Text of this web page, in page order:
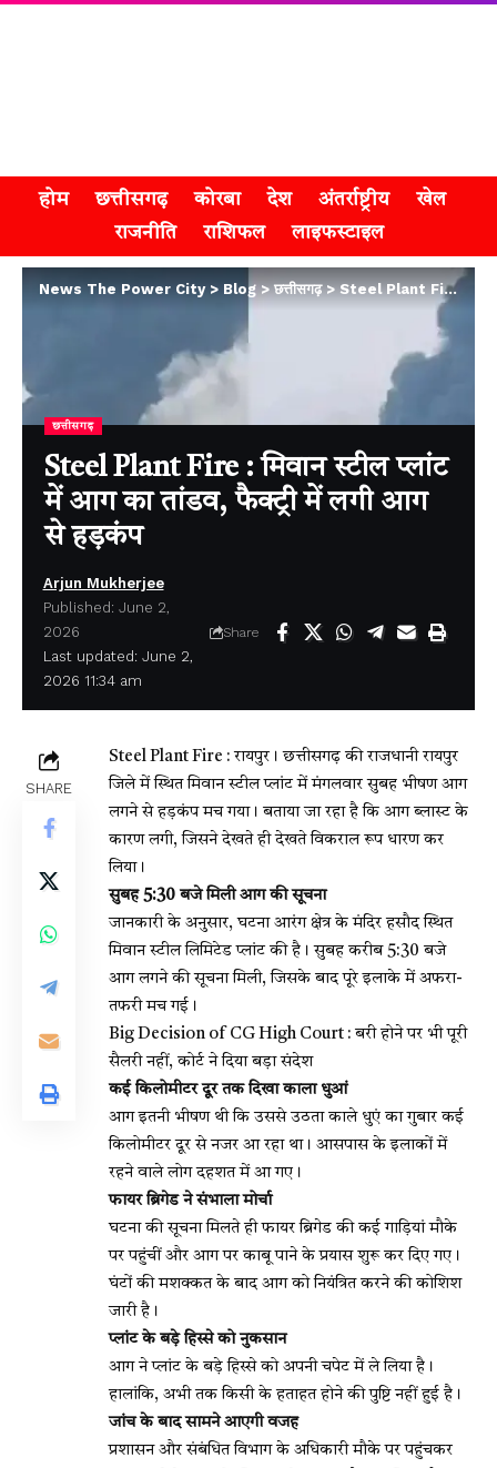
होम छत्तीसगढ़ कोरबा देश अंतर्राष्ट्रीय
खेल
राजनीति
राशिफल लाइफस्टाइल
News The Power City> Blog>छत्तीसगढ़>Steel Plant Fire : मिवान स्टील प्लांट में आग का तांडव, फैक्ट्री में लगी आग से हड़कंप
छत्तीसगढ़
Steel Plant Fire : मिवान स्टील प्लांट
में आग का तांडव, फैक्ट्री में लगी आग
से हड़कंप
Last updated: June 2,
2026 11:34 am
Arjun Mukherjee
Published: June 2,
2026
Share
SHARE
Steel Plant Fire : रायपुर। छत्तीसगढ़ की राजधानी रायपुर
जिले में स्थित मिवान स्टील प्लांट में मंगलवार सुबह भीषण आग
लगने से हड़कंप मच गया। बताया जा रहा है कि आग ब्लास्ट के
कारण लगी, जिसने देखते ही देखते विकराल रूप धारण कर
लिया।
सुबह 5:30 बजे मिली आग की सूचना
जानकारी के अनुसार, घटना आरंग क्षेत्र के मंदिर हसौद स्थित
मिवान स्टील लिमिटेड प्लांट की है। सुबह करीब 5:30 बजे
आग लगने की सूचना मिली, जिसके बाद पूरे इलाके में अफरा-
तफरी मच गई।
Big Decision of CG High Court : बरी होने पर भी पूरी
सैलरी नहीं, कोर्ट ने दिया बड़ा संदेश
कई किलोमीटर दूर तक दिखा काला धुआं
आग इतनी भीषण थी कि उससे उठता काले धुएं का गुबार कई
किलोमीटर दूर से नजर आ रहा था। आसपास के इलाकों में
रहने वाले लोग दहशत में आ गए।
फायर ब्रिगेड ने संभाला मोर्चा
घटना की सूचना मिलते ही फायर ब्रिगेड की कई गाड़ियां मौके
पर पहुंचीं और आग पर काबू पाने के प्रयास शुरू कर दिए गए।
घंटों की मशक्कत के बाद आग को नियंत्रित करने की कोशिश
जारी है।
प्लांट के बड़े हिस्से को नुकसान
आग ने प्लांट के बड़े हिस्से को अपनी चपेट में ले लिया है।
हालांकि, अभी तक किसी के हताहत होने की पुष्टि नहीं हुई है।
जांच के बाद सामने आएगी वजह
प्रशासन और संबंधित विभाग के अधिकारी मौके पर पहुंचकर